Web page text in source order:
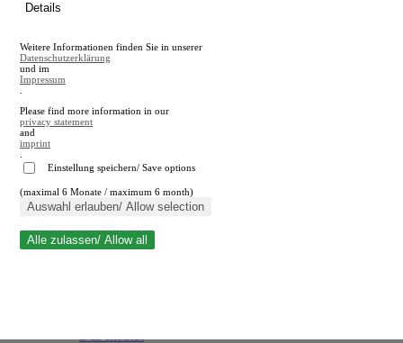
en
A
A
Suche schließen
Details
Weitere Informationen finden Sie in unserer
Datenschutzerklärung
und im
Impressum
Please find more information in our
privacy statement
and
imprint
Einstellung speichern/ Save options
(maximal 6 Monate / maximum 6 month)
Auswahl erlauben/ Allow selection
Alle zulassen/ Allow all